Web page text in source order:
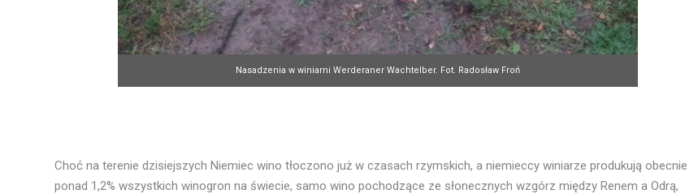
Nasadzenia w winiarni Werderaner Wachtelber. Fot. Radosław Froń
Choć na terenie dzisiejszych Niemiec wino tłoczono już w czasach rzymskich, a niemieccy winiarze produkują obecnie
ponad 1,2% wszystkich winogron na świecie, samo wino pochodzące ze słonecznych wzgórz między Renem a Odrą,